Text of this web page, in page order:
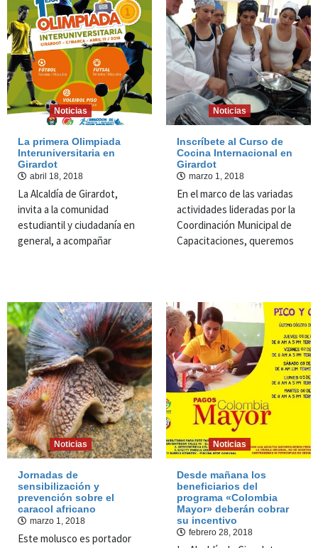
Noticias
La primera Olimpiada
Interuniversitaria en
Girardot
abril 18, 2018
La Alcaldía de Girardot,
invita a la comunidad
estudiantil y ciudadanía en
general, a acompañar
Noticias
Inscríbete al Curso de
Cocina Internacional en
Girardot
marzo 1, 2018
En el marco de las variadas
actividades lideradas por la
Coordinación Municipal de
Capacitaciones, queremos
Noticias
Jornadas de
sensibilización y
prevención sobre el
caracol africano
marzo 1, 2018
Este molusco es portador
Noticias
Desde mañana los
beneficiarios del
programa «Colombia
Mayor» deberán cobrar
su incentivo
febrero 28, 2018